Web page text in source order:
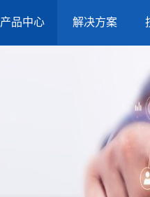
产品中心 解决方案